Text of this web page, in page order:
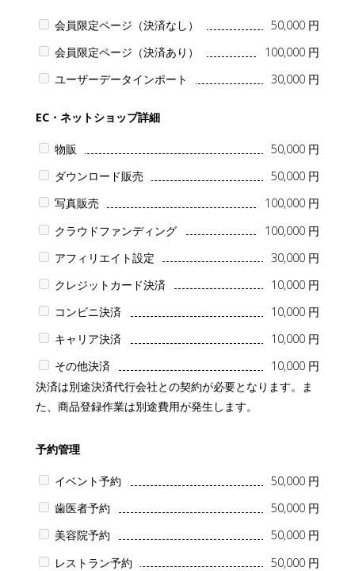
会員限定ページ（決済なし）
50,000 円
会員限定ページ（決済あり）
100,000 円
ユーザーデータインポート
30,000 円
EC・ネットショップ詳細
物販
50,000 円
ダウンロード販売
50,000 円
写真販売
100,000 円
クラウドファンディング
100,000 円
アフィリエイト設定
30,000 円
クレジットカード決済
10,000 円
コンビニ決済
10,000 円
キャリア決済
10,000 円
その他決済
10,000 円
決済は別途決済代行会社との契約が必要となります。ま
た、商品登録作業は別途費用が発生します。
予約管理
イベント予約
50,000 円
歯医者予約
50,000 円
美容院予約
50,000 円
レストラン予約
50,000 円